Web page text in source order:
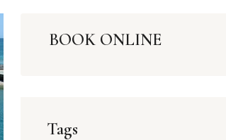
BOOK ONLINE
Tags